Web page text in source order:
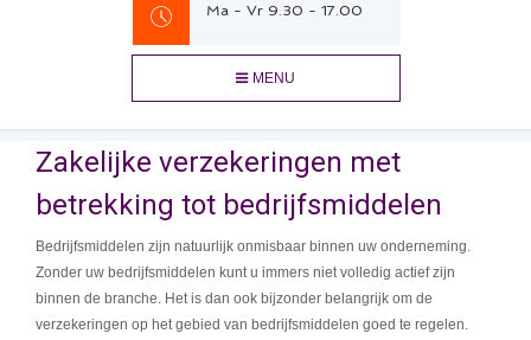
Ma - Vr 9.30 - 17.00
MENU
Zakelijke verzekeringen met
betrekking tot bedrijfsmiddelen
Bedrijfsmiddelen zijn natuurlijk onmisbaar binnen uw onderneming.
Zonder uw bedrijfsmiddelen kunt u immers niet volledig actief zijn
binnen de branche. Het is dan ook bijzonder belangrijk om de
verzekeringen op het gebied van bedrijfsmiddelen goed te regelen.